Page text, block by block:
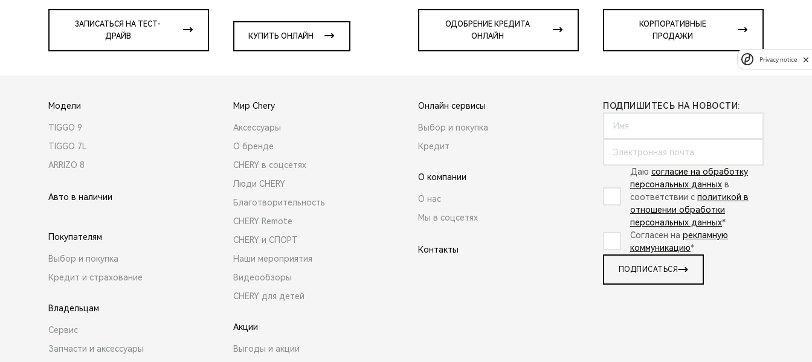
ЗАПИСАТЬСЯ НА ТЕСТ-
ДРАЙВ
КУПИТЬ ОНЛАЙН
ОДОБРЕНИЕ КРЕДИТА
ОНЛАЙН
КОРПОРАТИВНЫЕ
ПРОДАЖИ
Модели
TIGGO 9
TIGGO 7L
ARRIZO 8
Авто в наличии
Покупателям
Выбор и покупка
Кредит и страхование
Владельцам
Сервис
Запчасти и аксессуары
Мир Chery
Аксессуары
О бренде
CHERY в соцсетях
Люди CHERY
Благотворительность
CHERY Remote
CHERY и СПОРТ
Наши мероприятия
Видеообзоры
CHERY для детей
Акции
Выгоды и акции
Онлайн сервисы
Выбор и покупка
Кредит
О компании
О нас
Мы в соцсетях
Контакты
ПОДПИШИТЕСЬ НА НОВОСТИ:
Даю согласие на обработку
персональных данных в
соответствии с политикой в
отношении обработки
персональных данных*
Согласен на рекламную
коммуникацию*
ПОДПИСАТЬСЯ
Privacy notice